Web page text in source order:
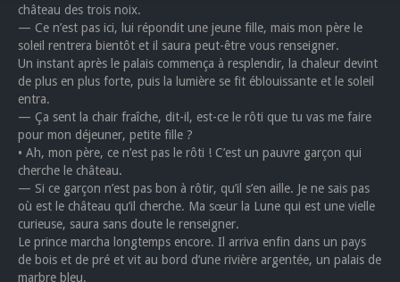
château des trois noix.
— Ce n’est pas ici, lui répondit une jeune fille, mais mon père le
soleil rentrera bientôt et il saura peut-être vous renseigner.
Un instant après le palais commença à resplendir, la chaleur devint
de plus en plus forte, puis la lumière se fit éblouissante et le soleil
entra.
— Ça sent la chair fraîche, dit-il, est-ce le rôti que tu vas me faire
pour mon déjeuner, petite fille ?
• Ah, mon père, ce n’est pas le rôti ! C’est un pauvre garçon qui
cherche le château.
— Si ce garçon n’est pas bon à rôtir, qu’il s’en aille. Je ne sais pas
où est le château qu’il cherche. Ma sœur la Lune qui est une vielle
curieuse, saura sans doute le renseigner.
Le prince marcha longtemps encore. Il arriva enfin dans un pays
de bois et de pré et vit au bord d’une rivière argentée, un palais de
marbre bleu.